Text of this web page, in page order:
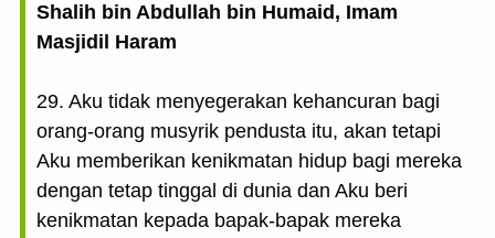
Shalih bin Abdullah bin Humaid, Imam
Masjidil Haram
29. Aku tidak menyegerakan kehancuran bagi
orang-orang musyrik pendusta itu, akan tetapi
Aku memberikan kenikmatan hidup bagi mereka
dengan tetap tinggal di dunia dan Aku beri
kenikmatan kepada bapak-bapak mereka